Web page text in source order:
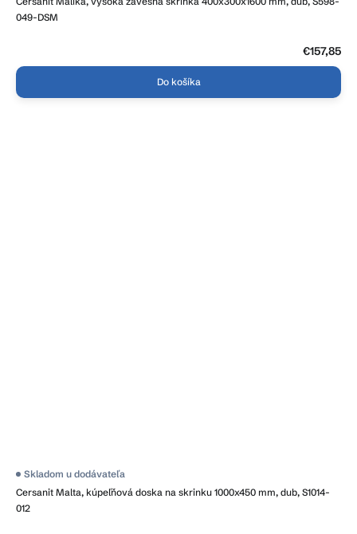
049-DSM
€157,85
Do košíka
Cersanit Malta, kúpeľňová doska na skrinku 1000x450 mm, dub, S1014-
012
Skladom u dodávateľa